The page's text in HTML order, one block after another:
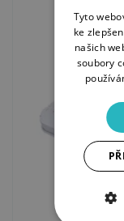
Tyto
ke
našich
soubory